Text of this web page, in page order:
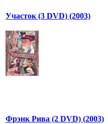
Участок (3 DVD) (2003)
Фрэнк Рива (2 DVD) (2003)